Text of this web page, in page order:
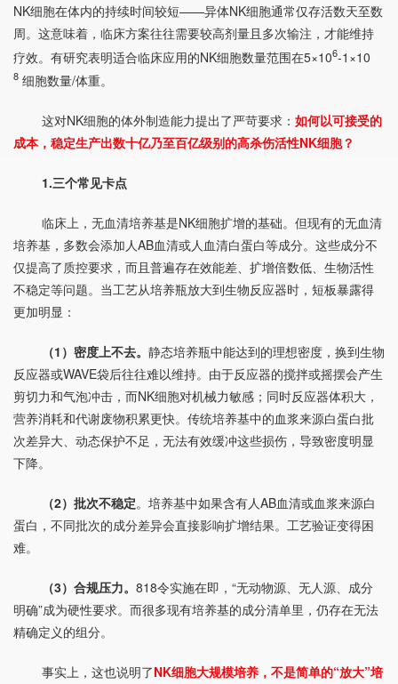
NK细胞在体内的持续时间较短——异体NK细胞通常仅存活数天至数
周。这意味着，临床方案往往需要较高剂量且多次输注，才能维持
疗效。有研究表明适合临床应用的NK细胞数量范围在5×106-1×10
8 细胞数量/体重。
这对NK细胞的体外制造能力提出了严苛要求： 如何以可接受的
成本，稳定生产出数十亿乃至百亿级别的高杀伤活性NK细胞？
1.三个常见卡点
临床上，无血清培养基是NK细胞扩增的基础。但现有的无血清
培养基，多数会添加人AB血清或人血清白蛋白等成分。这些成分不
仅提高了质控要求，而且普遍存在效能差、扩增倍数低、生物活性
不稳定等问题。当工艺从培养瓶放大到生物反应器时，短板暴露得
更加明显：
（1）密度上不去。 静态培养瓶中能达到的理想密度，换到生物
反应器或WAVE袋后往往难以维持。由于反应器的搅拌或摇摆会产生
剪切力和气泡冲击，而NK细胞对机械力敏感；同时反应器体积大，
营养消耗和代谢废物积累更快。传统培养基中的血浆来源白蛋白批
次差异大、动态保护不足，无法有效缓冲这些损伤，导致密度明显
下降。
（2）批次不稳定。培养基中如果含有人AB血清或血浆来源白
蛋白，不同批次的成分差异会直接影响扩增结果。工艺验证变得困
难。
（3）合规压力。 818令实施在即，“无动物源、无人源、成分
明确”成为硬性要求。而很多现有培养基的成分清单里，仍存在无法
精确定义的组分。
事实上，这也说明了NK细胞大规模培养，不是简单的“放大”培